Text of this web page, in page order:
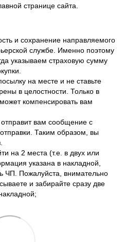
странице сайта.
и сохранение направляемого
службе. Именно поэтому
указываем страховую сумму
на месте и не ставьте
в целостности. Только в
компенсировать вам
вам сообщение с
Таким образом, вы
на 2 места (т.е. в двух или
указана в накладной,
ЧП. Пожалуйста, внимательно
и забирайте сразу две